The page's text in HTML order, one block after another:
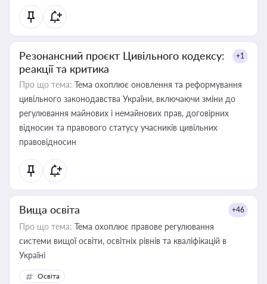
Резонансний проєкт Цивільного кодексу:
реакції та критика
+1
Про що тема: Тема охоплює оновлення та реформування
цивільного законодавства України, включаючи зміни до
регулювання майнових і немайнових прав, договірних
відносин та правового статусу учасників цивільних
правовідносин
Вища освіта +46
Про що тема: Тема охоплює правове регулювання
системи вищої освіти, освітніх рівнів та кваліфікацій в
Україні
Освіта